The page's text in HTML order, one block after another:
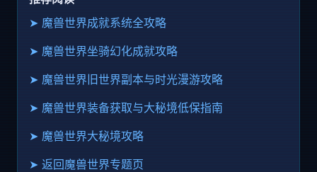
➤ 魔兽世界成就系统全攻略
➤ 魔兽世界坐骑幻化成就攻略
➤ 魔兽世界旧世界副本与时光漫游攻略
➤ 魔兽世界装备获取与大秘境低保指南
➤ 魔兽世界大秘境攻略
➤ 返回魔兽世界专题页